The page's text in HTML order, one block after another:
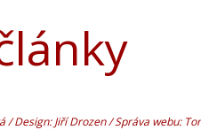
/ Design: Jiří Drozen / Správa webu: